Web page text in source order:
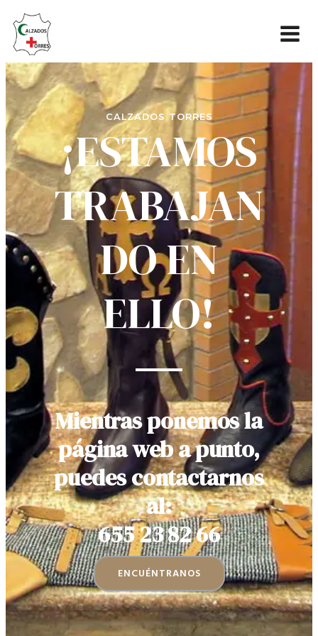
CALZADOS TORRES
¡ESTAMOS
TRABAJAN
DO EN
ELLO!
Mientras ponemos la
página web a punto,
puedes contactarnos
al:
655 23 82 66
ENCUÉNTRANOS